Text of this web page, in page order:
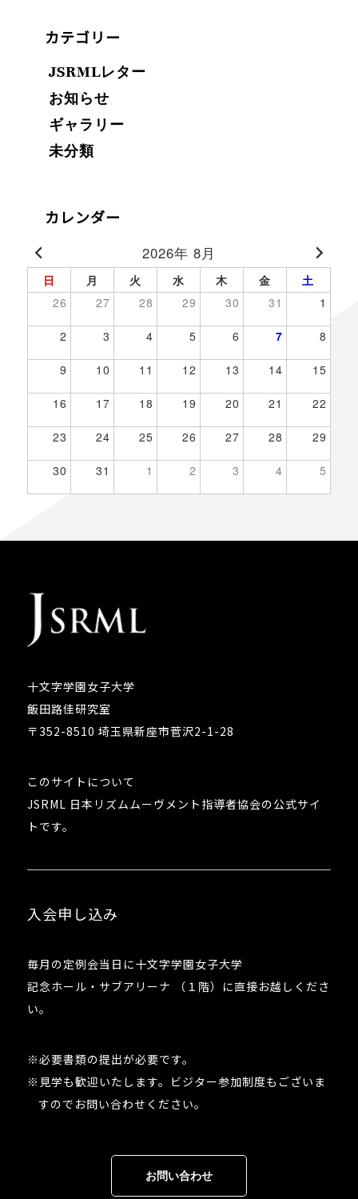
カテゴリー
JSRMLレター
お知らせ
ギャラリー
未分類
カレンダー
2026年 8月
日 月 火 水 木 金
土
26
27 28 29 30 31 1
2 3 4 5 6 7 8
9 10 11 12 13 14 15
16 17 18 19 20 21 22
23 24 25 26 27 28 29
30 31 1 2 3 4 5
十文字学園女子大学
飯田路佳研究室
〒352-8510 埼玉県新座市菅沢2-1-28
このサイトについて
JSRML 日本リズムムーヴメント指導者協会の公式サイ
トです。
入会申し込み
毎月の定例会当日に十文字学園女子大学
記念ホール・サブアリーナ （１階）に直接お越しくださ
い。
※必要書類の提出が必要です。
※見学も歓迎いたします。ビジター参加制度もございま
すのでお問い合わせください。
お問い合わせ